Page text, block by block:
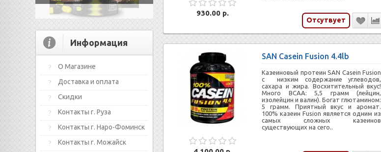
Информация
О Магазине
Доставка и оплата
Скидки
Контакты г. Руза
Контакты г. Наро-Фоминск
Контакты г. Можайск
Отсутвует
930.00 р.
SAN Casein Fusion 4.4lb
Казеиновый протеин SAN Casein Fusion
с низким содержание углеводов,
сахара и жира. Восхитительный вкус!
Много BCAA: 5,5 грамм (лейцин,
изолейцин и валин). Богат глютамином:
5 грамм. Приятный вкус и аромат.
100% казеин Fusion является одним из
самых сложных казеинов
существующих на сего..